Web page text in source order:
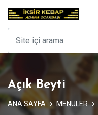
Açık Beyti
ANA SAYFA MENÜLER